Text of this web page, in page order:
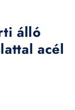
álló
acél